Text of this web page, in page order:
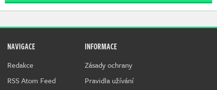
NAVIGACE
Redakce
RSS Atom Feed
INFORMACE
Zásady ochrany
Pravidla užívání